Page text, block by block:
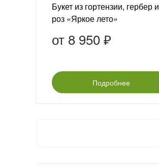
Букет из гортензии, гербер и
роз «Яркое лето»
от 8 950 ₽
Подробнее